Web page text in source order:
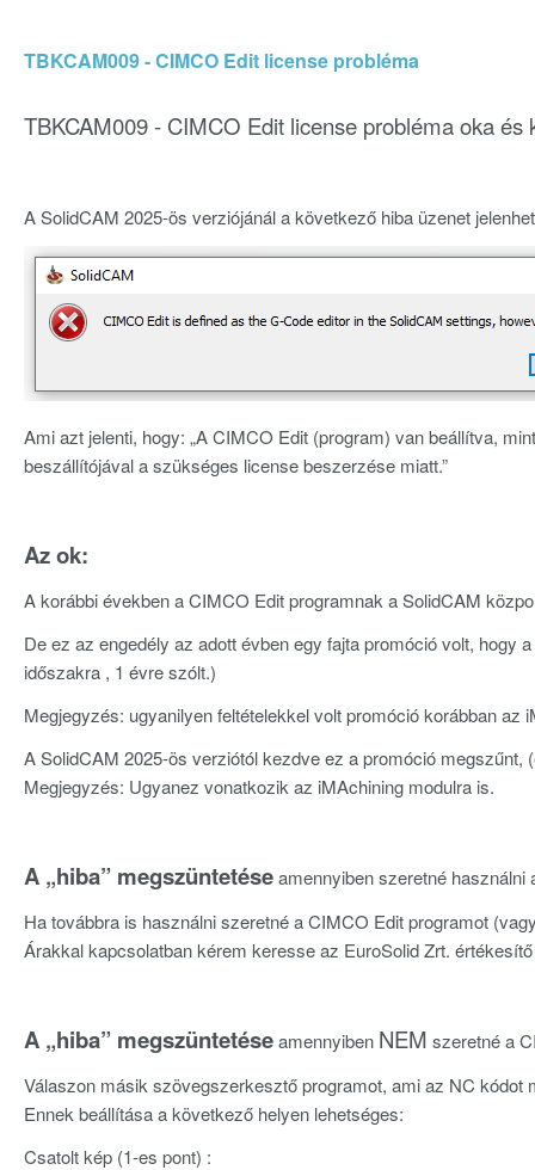
TBKCAM009 - CIMCO Edit license probléma
TBKCAM009 - CIMCO Edit license probléma oka és
A SolidCAM 2025-ös verziójánál a következő hiba üzenet
Ami azt jelenti, hogy: „A CIMCO Edit (program) van beállítva,
beszállítójával a szükséges license beszerzése miatt.”
Az ok:
A korábbi években a CIMCO Edit programnak a SolidCAM
De ez az engedély az adott évben egy fajta promóció volt,
időszakra , 1 évre szólt.)
Megjegyzés: ugyanilyen feltételekkel volt promóció korábban az
A SolidCAM 2025-ös verziótól kezdve ez a promóció
Megjegyzés: Ugyanez vonatkozik az iMAchining modulra is.
A „hiba” megszüntetéseamennyiben szeretné használni
Ha továbbra is használni szeretné a CIMCO Edit programot
Árakkal kapcsolatban kérem keresse az EuroSolid Zrt.
A „hiba” megszüntetéseamennyiben NEM szeretné a
Válaszon másik szövegszerkesztő programot, ami az NC kódot
Ennek beállítása a következő helyen lehetséges:
Csatolt kép (1-es pont) :